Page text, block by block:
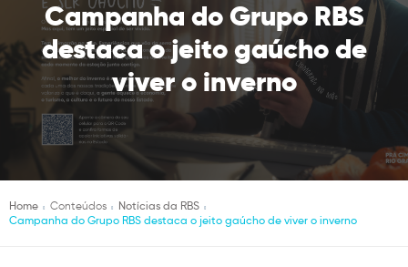
Campanha do Grupo RBS
destaca o jeito gaúcho de
viver o inverno
Home Conteúdos
Notícias da RBS
Campanha do Grupo RBS destaca o jeito gaúcho de viver o inverno